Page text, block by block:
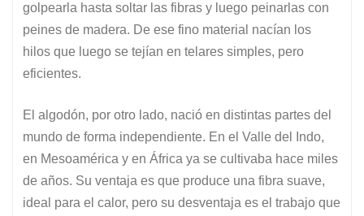
golpearla hasta soltar las fibras y luego peinarlas con
peines de madera. De ese fino material nacían los
hilos que luego se tejían en telares simples, pero
eficientes.
El algodón, por otro lado, nació en distintas partes del
mundo de forma independiente. En el Valle del Indo,
en Mesoamérica y en África ya se cultivaba hace miles
de años. Su ventaja es que produce una fibra suave,
ideal para el calor, pero su desventaja es el trabajo que